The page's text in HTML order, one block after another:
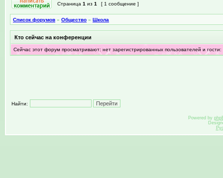
Страница 1 из 1 [ 1 сообщение ]
Список форумов » Общество » Школа
Кто сейчас на конференции
Сейчас этот форум просматривают: нет зарегистрированных пользователей и гости:
Найти:
Powered by